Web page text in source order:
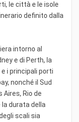
le città e le isole
definito dalla
intorno al
e di Perth, la
i principali porti
nonché il Sud
Rio de
la durata della
scali sia